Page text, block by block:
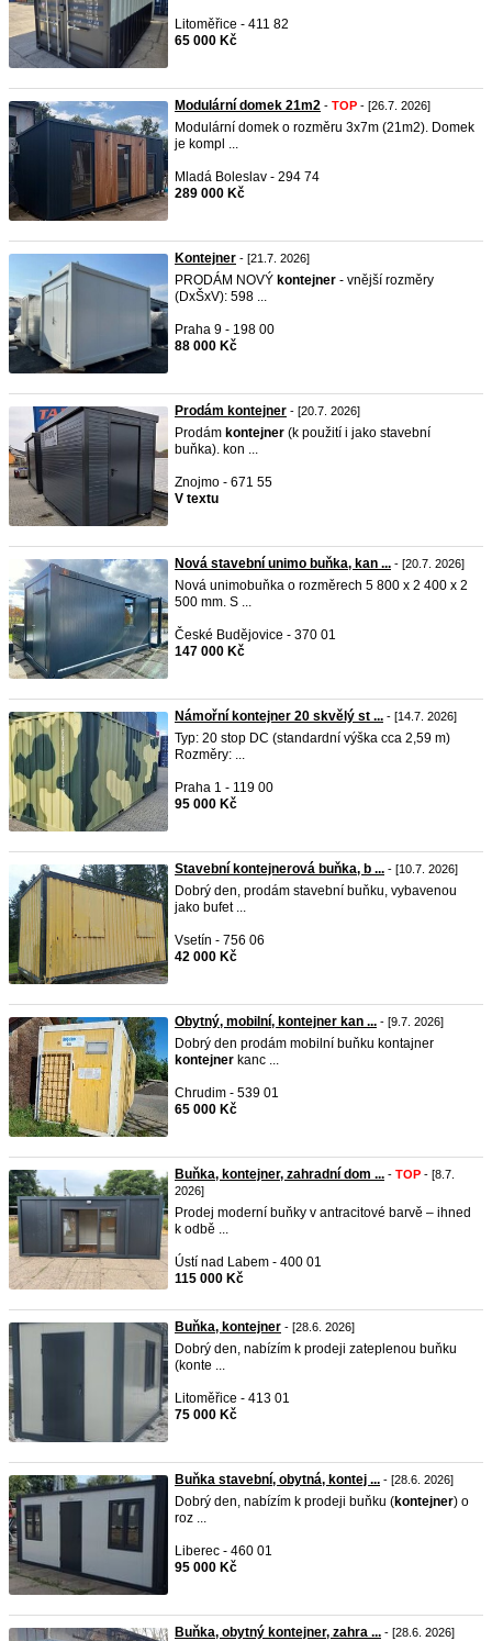
Litoměřice - 411 82
65 000 Kč
Modulární domek 21m2 - TOP - [26.7. 2026]
Modulární domek o rozměru 3x7m (21m2). Domek
je kompl ...
Mladá Boleslav - 294 74
289 000 Kč
Kontejner - [21.7. 2026]
PRODÁM NOVÝ kontejner - vnější rozměry
(DxŠxV): 598 ...
Praha 9 - 198 00
88 000 Kč
Prodám kontejner - [20.7. 2026]
Prodám kontejner (k použití i jako stavební
buňka). kon ...
Znojmo - 671 55
V textu
Nová stavební unimo buňka, kan ... - [20.7. 2026]
Nová unimobuňka o rozměrech 5 800 x 2 400 x 2
500 mm. S ...
České Budějovice - 370 01
147 000 Kč
Námořní kontejner 20 skvělý st ... - [14.7. 2026]
Typ: 20 stop DC (standardní výška cca 2,59 m)
Rozměry: ...
Praha 1 - 119 00
95 000 Kč
Stavební kontejnerová buňka, b ... - [10.7. 2026]
Dobrý den, prodám stavební buňku, vybavenou
jako bufet ...
Vsetín - 756 06
42 000 Kč
Obytný, mobilní, kontejner kan ... - [9.7. 2026]
Dobrý den prodám mobilní buňku kontajner
kontejner kanc ...
Chrudim - 539 01
65 000 Kč
Buňka, kontejner, zahradní dom ... - TOP - [8.7.
2026]
Prodej moderní buňky v antracitové barvě – ihned
k odbě ...
Ústí nad Labem - 400 01
115 000 Kč
Buňka, kontejner - [28.6. 2026]
Dobrý den, nabízím k prodeji zateplenou buňku
(konte ...
Litoměřice - 413 01
75 000 Kč
Buňka stavební, obytná, kontej ... - [28.6. 2026]
Dobrý den, nabízím k prodeji buňku (kontejner) o
roz ...
Liberec - 460 01
95 000 Kč
Buňka, obytný kontejner, zahra ... - [28.6. 2026]